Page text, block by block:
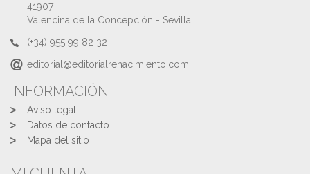
41907
Valencina de la Concepción - Sevilla
(+34) 955 99 82 32
editorial@editorialrenacimiento.com
INFORMACIÓN
Aviso legal
Datos de contacto
Mapa del sitio